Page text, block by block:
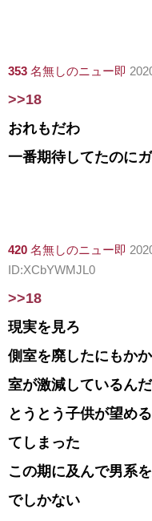
353 名無しのニュー即
>>18
おれもだわ
一番期待してたのに
420 名無しのニュー即
ID:XCbYWMJL0
>>18
現実を見ろ
側室を廃したにもか
室が激減しているん
とうとう子供が望め
てしまった
この期に及んで男系
でしかない